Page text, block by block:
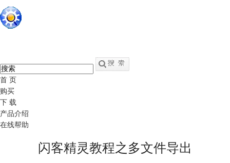
首 页
购买
下 载
产品介绍
在线帮助
闪客精灵教程之多文件导出